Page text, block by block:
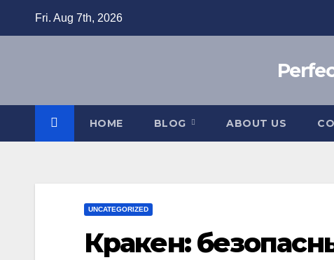
Fri. Aug 7th, 2026
HOME BLOG ABOUT US
UNCATEGORIZED
Кракен: